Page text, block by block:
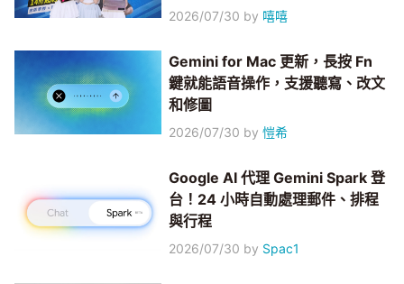
2026/07/30 by 嘻嘻
Gemini for Mac 更新，長按 Fn
鍵就能語音操作，支援聽寫、改文
和修圖
2026/07/30 by愷希
Google AI 代理 Gemini Spark 登
台！24 小時自動處理郵件、排程
與行程
2026/07/30 by Spac1